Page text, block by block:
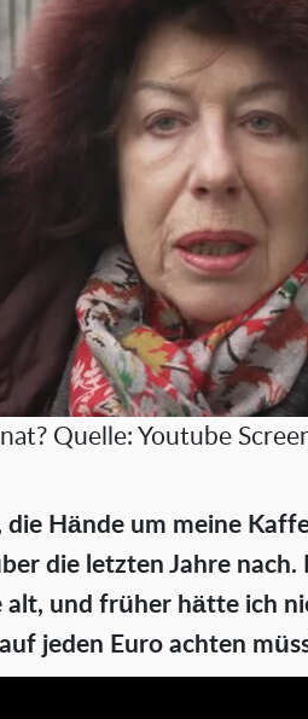
Quelle: Youtube
die Hände um meine
die letzten Jahre nach.
alt, und früher hätte ich
jeden Euro achten